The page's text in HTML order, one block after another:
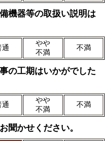
機器等の取扱い説明は
通
やや
不満
不満
の工期はいかがでした
通
やや
不満
不満
聞かせください。